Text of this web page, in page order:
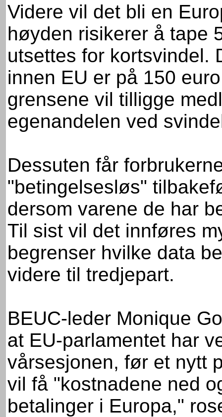
Videre vil det bli en
høyden risikerer å tape
utsettes for kortsvindel.
innen EU er på 150
grensene vil tilligge
egenandelen ved
Dessuten får
"betingelsesløs"
dersom varene de har
Til sist vil det innføres
begrenser hvilke data
videre til tredjepart.
BEUC-leder Monique
at EU-parlamentet har
vårsesjonen, før et nytt
vil få "kostnadene ned
betalinger i Europa,"